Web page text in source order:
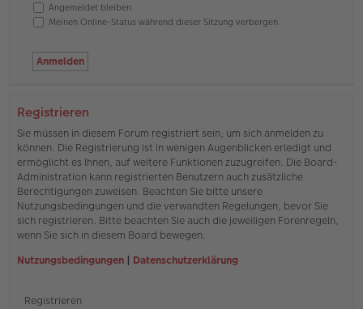
Angemeldet bleiben
Meinen Online-Status während dieser Sitzung verbergen
Registrieren
Sie müssen in diesem Forum registriert sein, um sich anmelden zu
können. Die Registrierung ist in wenigen Augenblicken erledigt und
ermöglicht es Ihnen, auf weitere Funktionen zuzugreifen. Die Board-
Administration kann registrierten Benutzern auch zusätzliche
Berechtigungen zuweisen. Beachten Sie bitte unsere
Nutzungsbedingungen und die verwandten Regelungen, bevor Sie
sich registrieren. Bitte beachten Sie auch die jeweiligen Forenregeln,
wenn Sie sich in diesem Board bewegen.
Nutzungsbedingungen | Datenschutzerklärung
Registrieren